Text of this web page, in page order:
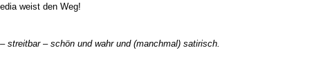
weist den Weg!
– schön und wahr und (manchmal) satirisch.